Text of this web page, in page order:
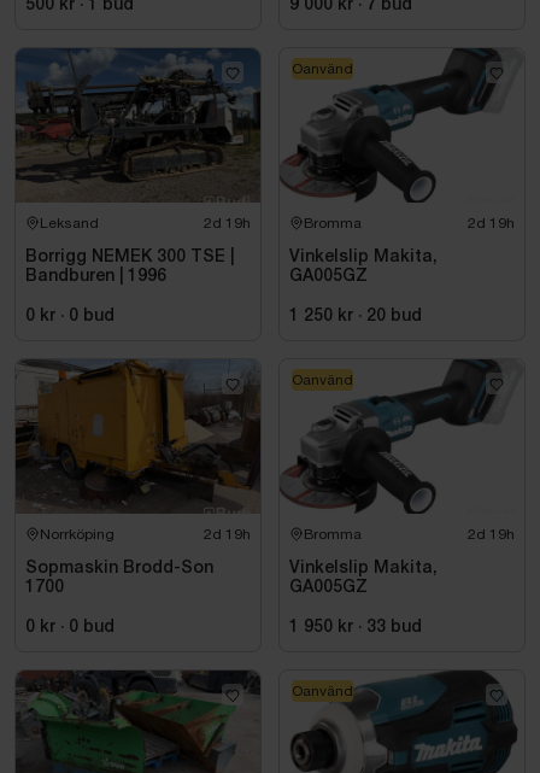
500 kr · 1 bud 9 000 kr · 7 bud
Leksand 2d 19h
Borrigg NEMEK 300 TSE |
Bandburen | 1996
0 kr · 0 bud
Bromma 2d 19h
Vinkelslip Makita,
GA005GZ
1 250 kr · 20 bud
Oanvänd
Norrköping 2d 19h
Sopmaskin Brodd-Son
1700
0 kr · 0 bud
Bromma 2d 19h
Vinkelslip Makita,
GA005GZ
1 950 kr · 33 bud
Oanvänd
Oanvänd